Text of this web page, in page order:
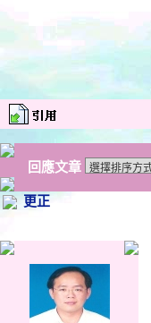
回應文章
更正